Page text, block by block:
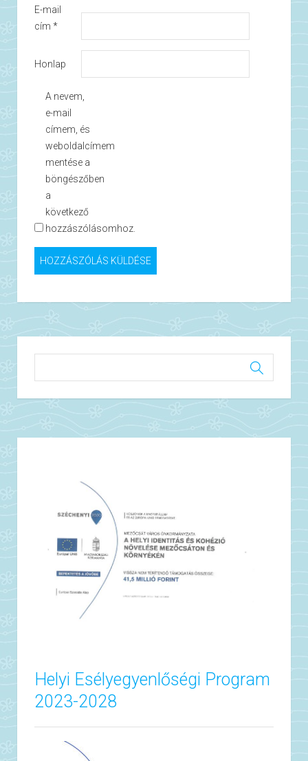
E-mail
cím *
Honlap
A nevem,
e-mail
címem, és
weboldalcímem
mentése a
böngészőben
a
következő
hozzászólásomhoz.
Helyi Esélyegyenlőségi Program
2023-2028